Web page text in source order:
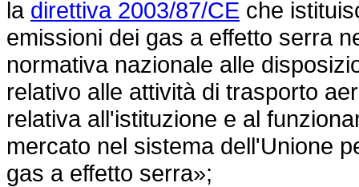
la direttiva 2003/87/CE che
emissioni dei gas a effetto serra
normativa nazionale alle
relativo alle attività di trasporto
relativa all'istituzione e al
mercato nel sistema dell'Unione
gas a effetto serra»;